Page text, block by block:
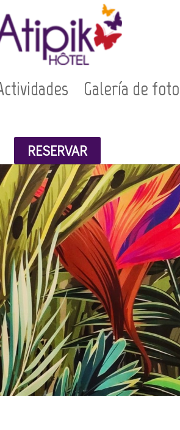
Galería de
RESERVAR